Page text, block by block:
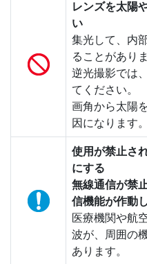
レンズを太陽
い
集光して、内
ることがありま
逆光撮影では
てください。
画角から太陽
因になります。
使用が禁止さ
にする
無線通信が禁
信機能が作動
医療機関や航
波が、周囲の
あります。